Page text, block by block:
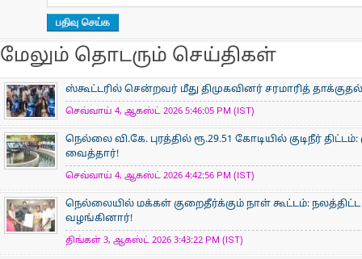
மேலும் தொடரும் செய்திகள்
ஸ்கூட்டரில் சென்றவர் மீது திமுகவினர் சரமாரித்
செவ்வாய் 4, ஆகஸ்ட் 2026 5:46:05 PM (IST)
நெல்லை வி.கே. புரத்தில் ரூ.29.51 கோடியில் குடிநீர்
வைத்தார்!
செவ்வாய் 4, ஆகஸ்ட் 2026 4:42:56 PM (IST)
நெல்லையில் மக்கள் குறைதீர்க்கும் நாள் கூட்டம்:
வழங்கினார்!
திங்கள் 3, ஆகஸ்ட் 2026 3:43:22 PM (IST)